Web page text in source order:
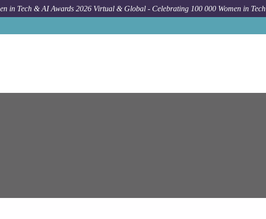
in Tech & AI Awards 2026 Virtual & Global - Celebrating 100 000 Women in Tech